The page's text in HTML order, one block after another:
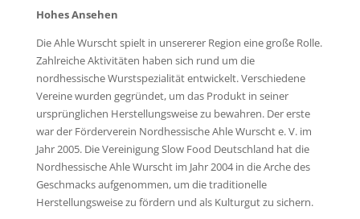
Hohes Ansehen
Die Ahle Wurscht spielt in unsererer Region eine große Rolle.
Zahlreiche Aktivitäten haben sich rund um die
nordhessische Wurstspezialität entwickelt. Verschiedene
Vereine wurden gegründet, um das Produkt in seiner
ursprünglichen Herstellungsweise zu bewahren. Der erste
war der Förderverein Nordhessische Ahle Wurscht e. V. im
Jahr 2005. Die Vereinigung Slow Food Deutschland hat die
Nordhessische Ahle Wurscht im Jahr 2004 in die Arche des
Geschmacks aufgenommen, um die traditionelle
Herstellungsweise zu fördern und als Kulturgut zu sichern.